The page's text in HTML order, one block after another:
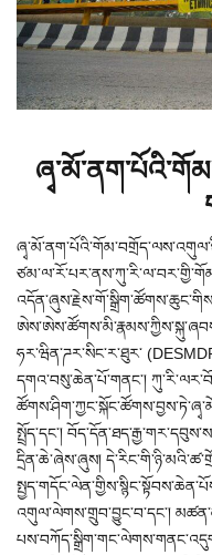
ཧར་ཝིན་ཌར་སིང་ར་ཐུར་
དགའ་བསུ་ཆེན་པོ་གནང་།
སྤྲོད་དང་།
དྲིན་ཆེ་ཞེས་ཞུས།
འགུལ་ལེགས་གྲུབ་བྱུང་བ་དང་།